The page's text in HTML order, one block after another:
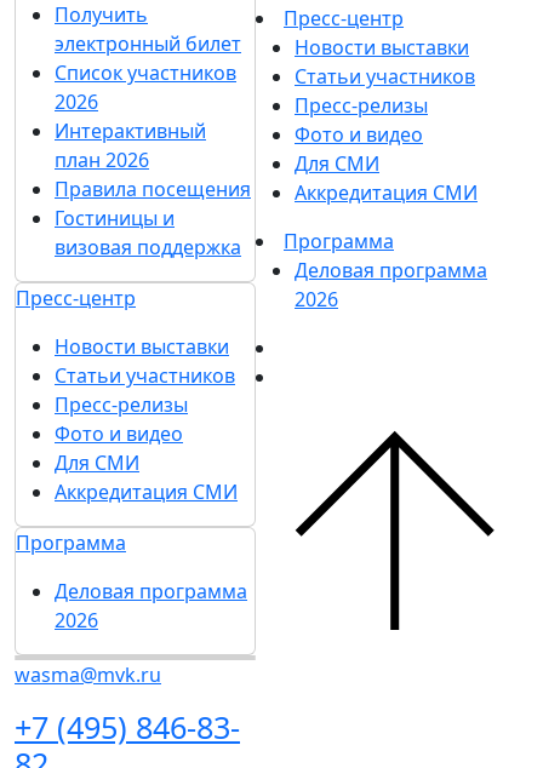
Получить
электронный билет
Список участников
2026
Интерактивный
план 2026
Правила посещения
Гостиницы и
визовая поддержка
Пресс-центр
Новости выставки
Статьи участников
Пресс-релизы
Фото и видео
Для СМИ
Аккредитация СМИ
Программа
Деловая программа
2026
wasma@mvk.ru
+7 (495) 846-83-
Пресс-центр
Новости выставки
Статьи участников
Пресс-релизы
Фото и видео
Для СМИ
Аккредитация СМИ
Программа
Деловая программа
2026